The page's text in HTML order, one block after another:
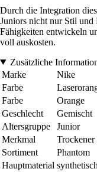
Durch die Integration
Juniors nicht nur Stil und
Fähigkeiten entwickeln
voll auskosten.
Zusätzliche
Marke
Nike
Farbe
Farbe
Orange
Geschlecht
Gemischt
Altersgruppe
Junior
Merkmal
Trockener
Sortiment
Phantom
Hauptmaterial